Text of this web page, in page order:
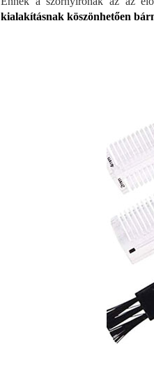
kialakításnak köszönhetően